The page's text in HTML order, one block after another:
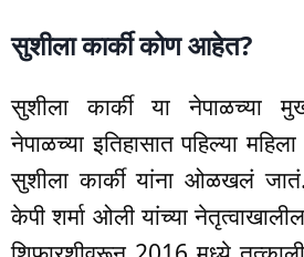
सुशीला कार्की कोण आहेत?
सुशीला कार्की या नेपाळच्या
नेपाळच्या इतिहासात पहिल्या
सुशीला कार्की यांना ओळखलं
केपी शर्मा ओली यांच्या